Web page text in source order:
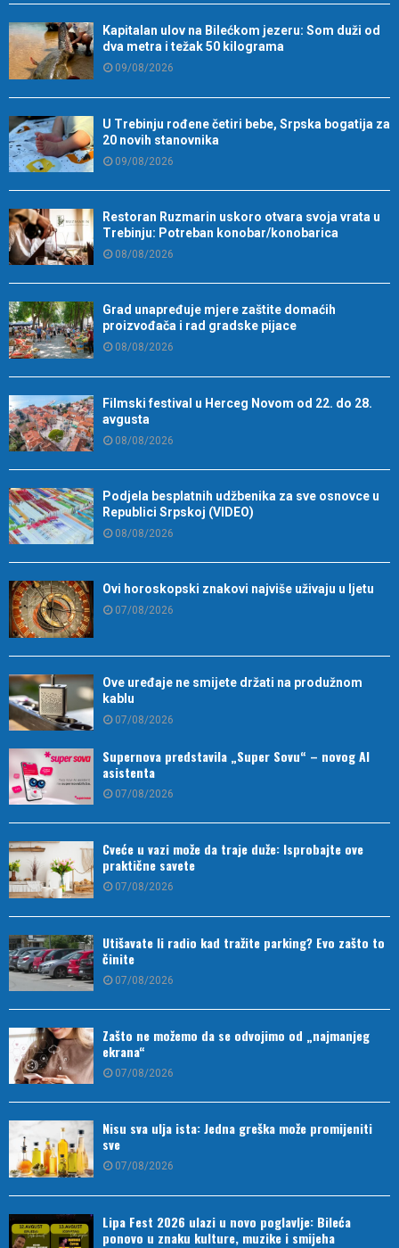
Kapitalan ulov na Bilećkom jezeru: Som duži od
dva metra i težak 50 kilograma
09/08/2026
U Trebinju rođene četiri bebe, Srpska bogatija za
20 novih stanovnika
09/08/2026
Restoran Ruzmarin uskoro otvara svoja vrata u
Trebinju: Potreban konobar/konobarica
08/08/2026
Grad unapređuje mjere zaštite domaćih
proizvođača i rad gradske pijace
08/08/2026
Filmski festival u Herceg Novom od 22. do 28.
avgusta
08/08/2026
Podjela besplatnih udžbenika za sve osnovce u
Republici Srpskoj (VIDEO)
08/08/2026
Ovi horoskopski znakovi najviše uživaju u ljetu
07/08/2026
Ove uređaje ne smijete držati na produžnom
kablu
07/08/2026
Supernova predstavila „Super Sovu“ – novog AI
asistenta
07/08/2026
Cveće u vazi može da traje duže: Isprobajte ove
praktične savete
07/08/2026
Utišavate li radio kad tražite parking? Evo zašto to
činite
07/08/2026
Zašto ne možemo da se odvojimo od „najmanjeg
ekrana“
07/08/2026
Nisu sva ulja ista: Jedna greška može promijeniti
sve
07/08/2026
Lipa Fest 2026 ulazi u novo poglavlje: Bileća
ponovo u znaku kulture, muzike i smijeha